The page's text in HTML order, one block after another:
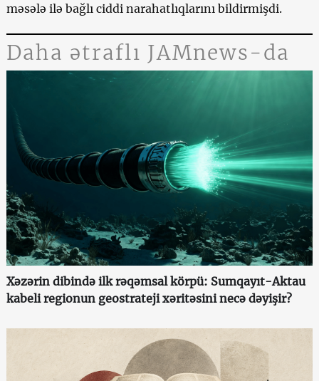
məsələ ilə bağlı ciddi narahatlıqlarını bildirmişdi.
Daha ətraflı JAMnews-da
Xəzərin dibində ilk rəqəmsal körpü: Sumqayıt-Aktau
kabeli regionun geostrateji xəritəsini necə dəyişir?